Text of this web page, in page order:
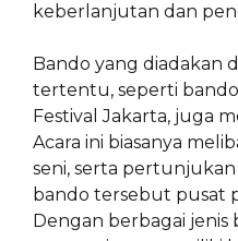
keberlanjutan dan
Bando yang diadakan
tertentu, seperti
Festival Jakarta, juga
Acara ini biasanya
seni, serta
bando tersebut pusat
Dengan berbagai jenis